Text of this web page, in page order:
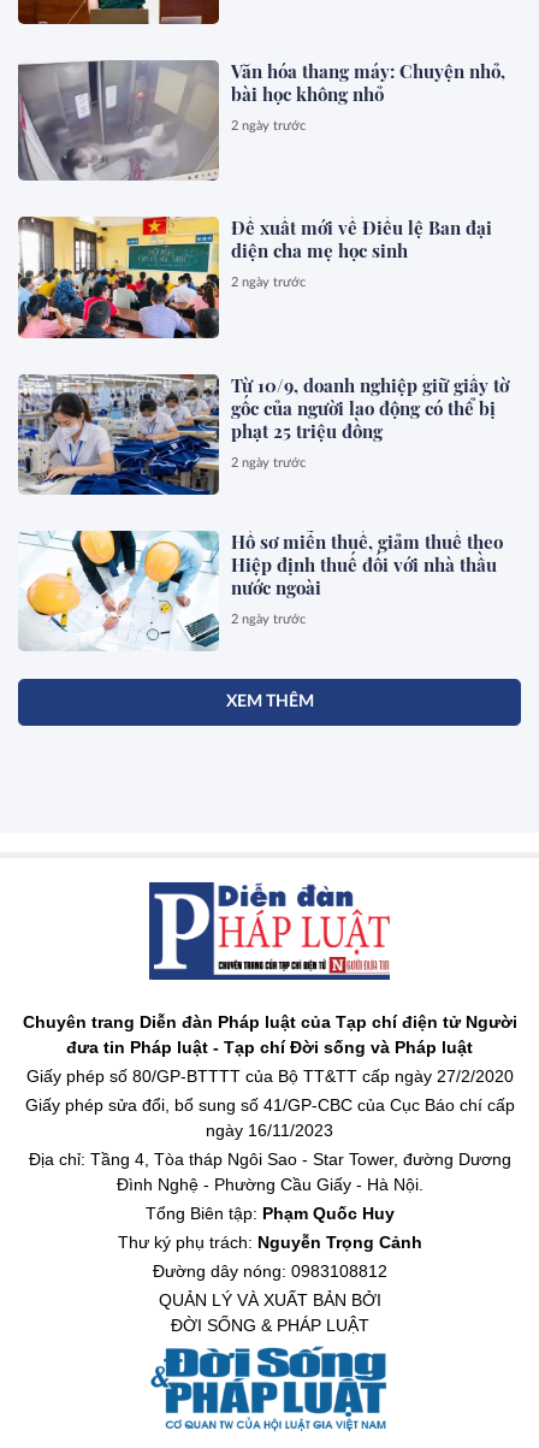
Văn hóa thang máy: Chuyện nhỏ,
bài học không nhỏ
2 ngày trước
Đề xuất mới về Điều lệ Ban đại
diện cha mẹ học sinh
2 ngày trước
Từ 10/9, doanh nghiệp giữ giấy tờ
gốc của người lao động có thể bị
phạt 25 triệu đồng
2 ngày trước
Hồ sơ miễn thuế, giảm thuế theo
Hiệp định thuế đối với nhà thầu
nước ngoài
2 ngày trước
XEM THÊM
Chuyên trang Diễn đàn Pháp luật của Tạp chí điện tử Người
đưa tin Pháp luật - Tạp chí Đời sống và Pháp luật
Giấy phép số 80/GP-BTTTT của Bộ TT&TT cấp ngày 27/2/2020
Giấy phép sửa đổi, bổ sung số 41/GP-CBC của Cục Báo chí cấp
ngày 16/11/2023
Địa chỉ: Tầng 4, Tòa tháp Ngôi Sao - Star Tower, đường Dương
Đình Nghệ - Phường Cầu Giấy - Hà Nội.
Tổng Biên tập: Phạm Quốc Huy
Thư ký phụ trách: Nguyễn Trọng Cảnh
Đường dây nóng: 0983108812
QUẢN LÝ VÀ XUẤT BẢN BỞI
ĐỜI SỐNG & PHÁP LUẬT